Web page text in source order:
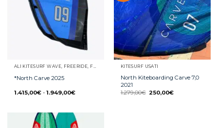
ALI KITESURF WAVE, FREERIDE, FREESTYLE E RACE
*North Carve 2025
1.415,00€ - 1.949,00€
KITESURF USATI
North Kiteboarding Carve 7,0
2021
1.279,00€ 250,00€